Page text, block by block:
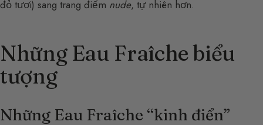
đỏ tươi) sang trang điểm nude, tự nhiên hơn.
Những Eau Fraîche biểu
tượng
Những Eau Fraîche “kinh điển”